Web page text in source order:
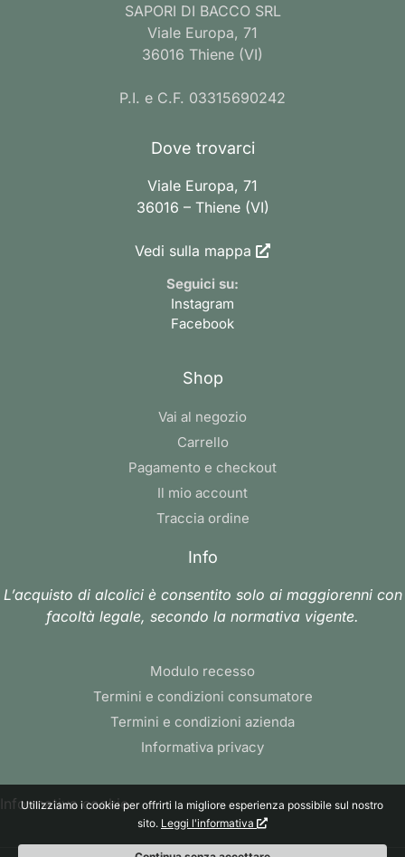
SAPORI DI BACCO SRL
Viale Europa, 71
36016 Thiene (VI)
P.I. e C.F. 03315690242
Dove trovarci
Viale Europa, 71
36016 – Thiene (VI)
Vedi sulla mappa
Seguici su:
Instagram
Facebook
Shop
Vai al negozio
Carrello
Pagamento e checkout
Il mio account
Traccia ordine
Info
L’acquisto di alcolici è consentito solo ai maggiorenni con
facoltà legale, secondo la normativa vigente.
Modulo recesso
Termini e condizioni consumatore
Termini e condizioni azienda
Informativa privacy
Informativa cookie
Utilizziamo i cookie per offrirti la migliore esperienza possibile sul nostro
sito. Leggi l'informativa